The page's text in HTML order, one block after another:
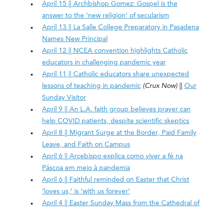
April 15 || Archbishop Gomez: Gospel is the
answer to the ‘new religion’ of secularism
April 13 || La Salle College Preparatory in Pasadena
Names New Principal
April 12 || NCEA convention highlights Catholic
educators in challenging pandemic year
April 11 || Catholic educators share unexpected
lessons of teaching in pandemic (Crux Now) ||Our
Sunday Visitor
April 9 || An L.A. faith group believes prayer can
help COVID patients, despite scientific skeptics
April 8 || Migrant Surge at the Border, Paid Family
Leave, and Faith on Campus
April 6 || Arcebispo explica como viver a fé na
Páscoa em meio à pandemia
April 6 || Faithful reminded on Easter that Christ
‘loves us,’ is ‘with us forever’
April 4 || Easter Sunday Mass from the Cathedral of